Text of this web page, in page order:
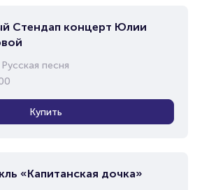
Стендап концерт Юлии
песня
Купить
«Капитанская дочка»